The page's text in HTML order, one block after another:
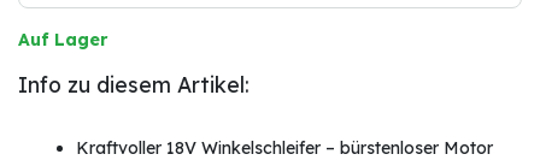
Auf Lager
Info zu diesem Artikel:
Kraftvoller 18V Winkelschleifer – bürstenloser Motor